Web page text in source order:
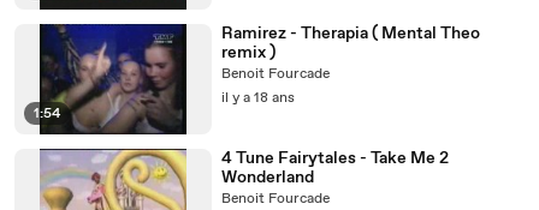
1:54
Ramirez - Therapia ( Mental Theo
remix )
Benoit Fourcade
il y a 18 ans
4 Tune Fairytales - Take Me 2
Wonderland
Benoit Fourcade